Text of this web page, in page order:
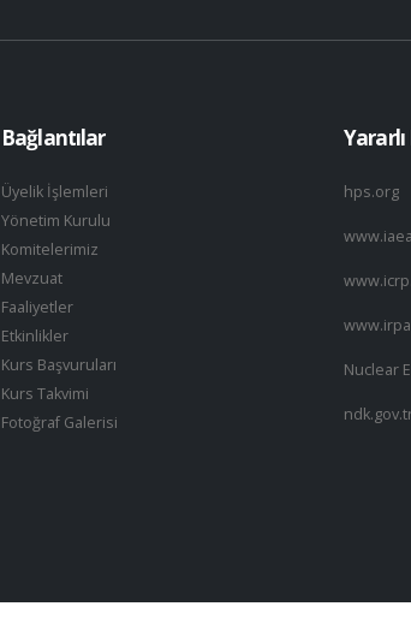
Bağlantılar
Üyelik İşlemleri
Yönetim Kurulu
Komitelerimiz
Mevzuat
Faaliyetler
Etkinlikler
Kurs Başvuruları
Kurs Takvimi
Fotoğraf Galerisi
hps.org
Nuclear